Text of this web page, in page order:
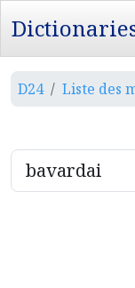
D24 Liste des